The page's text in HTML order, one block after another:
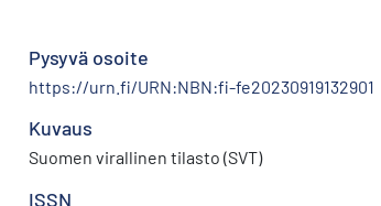
Pysyvä osoite
https://urn.fi/URN:NBN:fi-fe20230919132901
Kuvaus
Suomen virallinen tilasto (SVT)
ISSN